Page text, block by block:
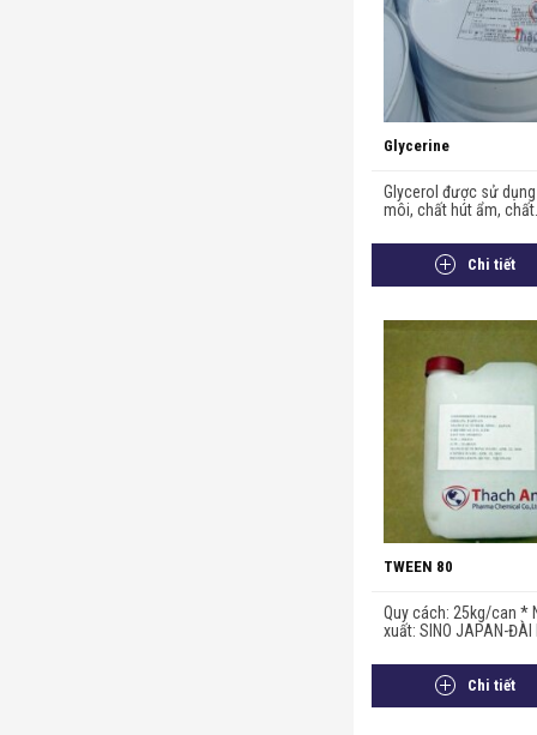
Glycerine
Glycerol được sử
môi, chất hút ẩm,
Chi tiết
TWEEN 80
Quy cách: 25kg/can *
xuất: SINO JAPAN-ĐÀI
Chi tiết